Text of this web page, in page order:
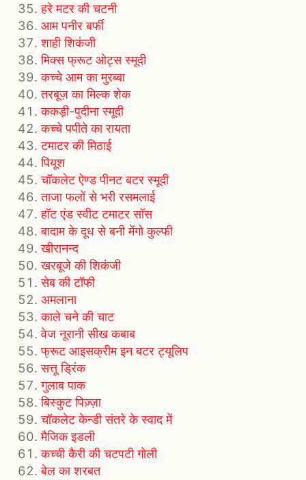
हरे मटर की चटनी
आम पनीर बर्फी
शाही शिकंजी
मिक्स फ्रूट ओट्स स्मूदी
कच्चे आम का मुरब्बा
तरबूज़ का मिल्क शेक
ककड़ी-पुदीना स्मूदी
कच्चे पपीते का रायता
टमाटर की मिठाई
पियूश
चॉकलेट ऐण्ड पीनट बटर स्मूदी
ताजा फलों से भरी रसमलाई
हॉट एंड स्वीट टमाटर सॉस
बादाम के दूध से बनी मेंगो कुल्फी
खीरानन्द
खरबूजे की शिकंजी
सेब की टॉफी
अमलाना
काले चने की चाट
वेज नूरानी सीख कबाब
फ्रूट आइसक्रीम इन बटर ट्यूलिप
सत्तू ड्रिंक
गुलाब पाक
बिस्कुट पिज़्ज़ा
चॉकलेट केन्डी संतरे के स्वाद में
मैजिक इडली
कच्ची कैरी की चटपटी गोली
बेल का शरबत